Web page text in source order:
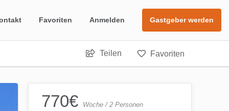
Favoriten Anmelden Gastgeber werden
Teilen Favoriten
770€ Woche / 2 Personen